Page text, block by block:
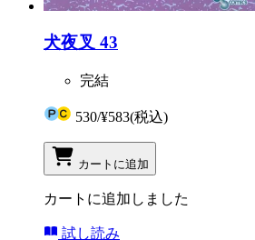
犬夜叉 43
完結
530/¥583(税込)
カートに追加
カートに追加しました
試し読み